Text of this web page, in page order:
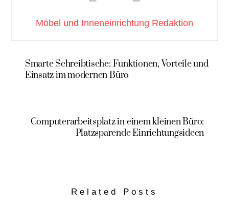
Möbel und Inneneinrichtung Redaktion
Smarte Schreibtische: Funktionen, Vorteile und
Einsatz im modernen Büro
Computerarbeitsplatz in einem kleinen Büro:
Platzsparende Einrichtungsideen
Related Posts